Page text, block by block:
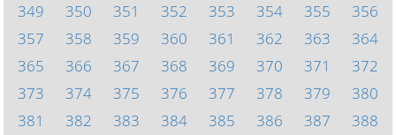
349
350 351 352 353 354 355
356
357
358 359 360 361 362 363
364
365
366 367 368 369 370 371
372
373
374 375 376 377 378 379
380
381
382 383 384 385 386 387 388